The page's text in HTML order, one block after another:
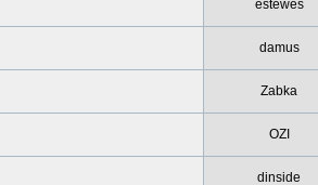
estewes
damus
Zabka
OZI
dinside